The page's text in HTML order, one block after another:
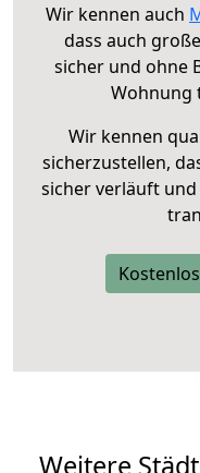
Wir kennen auch
dass auch
sicher und ohne
Wohnung
Wir kennen
sicherzustellen,
sicher verläuft
Weitere